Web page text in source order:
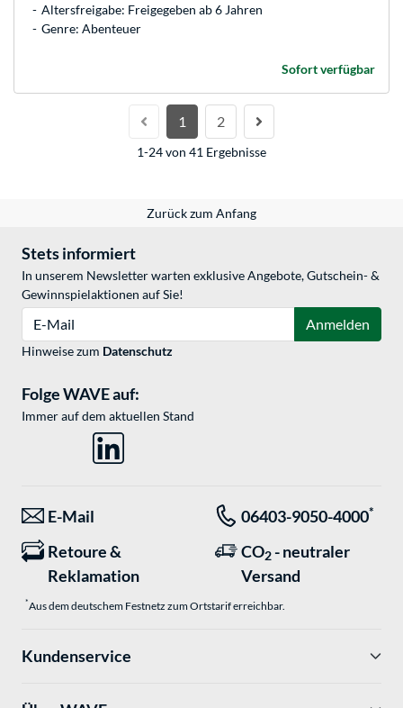
Altersfreigabe: Freigegeben ab 6 Jahren
Genre: Abenteuer
Sofort verfügbar
1 2
1-24 von 41 Ergebnisse
Zurück zum Anfang
Stets informiert
In unserem Newsletter warten exklusive Angebote, Gutschein- &
Gewinnspielaktionen auf Sie!
Anmelden
Hinweise zum Datenschutz
Folge WAVE auf:
Immer auf dem aktuellen Stand
E-Mail 06403-9050-4000*
Retoure &
Reklamation
CO2 - neutraler
Versand
*Aus dem deutschem Festnetz zum Ortstarif erreichbar.
Kundenservice